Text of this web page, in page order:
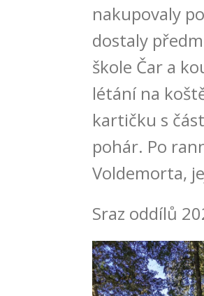
nakupovaly
dostaly
škole Čar a
létání na
kartičku s
pohár. Po
Voldemorta,
Sraz oddílů